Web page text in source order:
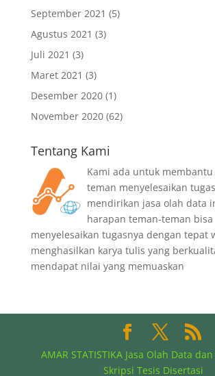
September 2021 (5)
Agustus 2021 (3)
Juli 2021 (3)
Maret 2021 (3)
Desember 2020(1)
November 2020(62)
Tentang Kami
Kami ada untuk
teman menyelesaikan
mendirikan jasa olah data
harapan teman-teman bisa
menyelesaikan tugasnya dengan tepat
menghasilkan karya tulis yang
mendapat nilai yang memuaskan
AMAR STATISTIKA Jasa Olah Data
Skripsi Tesis Disertasi